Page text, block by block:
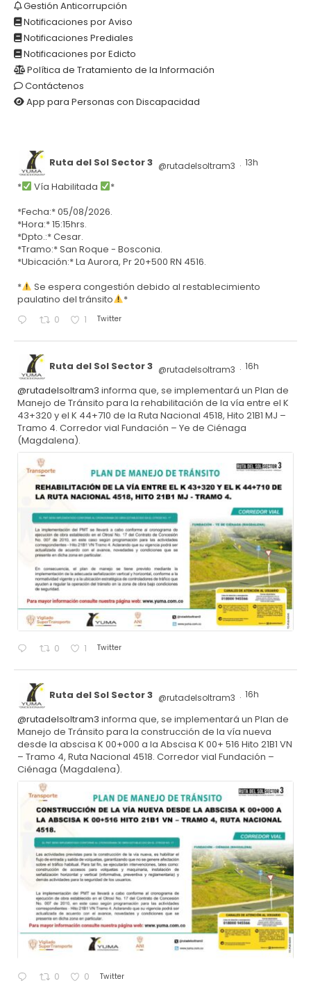
Gestión Anticorrupción
Notificaciones por Aviso
Notificaciones Prediales
Notificaciones por Edicto
Política de Tratamiento de la Información
Contáctenos
App para Personas con Discapacidad
Ruta del Sol Sector 3 @rutadelsoltram3 · 13h
* Vía Habilitada
*
*Fecha:* 05/08/2026.
*Hora:* 15:15hrs.
*Dpto.:* Cesar.
*Tramo:* San Roque - Bosconia.
*Ubicación:* La Aurora, Pr 20+500 RN 4516.
*
Se espera congestión debido al restablecimiento
paulatino del tránsito
*
0 1 Twitter
Ruta del Sol Sector 3 @rutadelsoltram3 · 16h
@rutadelsoltram3 informa que, se implementará un Plan de
Manejo de Tránsito para la rehabilitación de la vía entre el K
43+320 y el K 44+710 de la Ruta Nacional 4518, Hito 21B1 MJ –
Tramo 4. Corredor vial Fundación – Ye de Ciénaga
(Magdalena).
0 1 Twitter
Ruta del Sol Sector 3 @rutadelsoltram3 · 16h
@rutadelsoltram3 informa que, se implementará un Plan de
Manejo de Tránsito para la construcción de la vía nueva
desde la abscisa K 00+000 a la Abscisa K 00+ 516 Hito 21B1 VN
– Tramo 4, Ruta Nacional 4518. Corredor vial Fundación –
Ciénaga (Magdalena).
0 0 Twitter